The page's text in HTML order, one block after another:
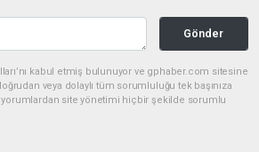
Gönder
kabul etmiş bulunuyor ve gphaber.com sitesine
veya dolaylı tüm sorumluluğu tek başınıza
yorumlardan site yönetimi hiçbir şekilde sorumlu